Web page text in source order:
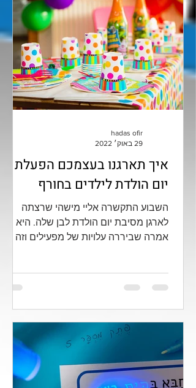
איך תארגנו בעצמכם הפעלת
יום הולדת לילדים בחורף
השבוע התקשרה אליי מישהי שרצתה
לארגן מסיבת יום הולדת לבן שלה. היא
אמרה שביררה עלויות של מפעילים וזה
hadas ofir
29 באוק׳ 2022